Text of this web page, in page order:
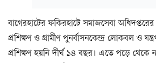
বাগেরহাটের ফকিরহাটে সমাজসেবা অধিদপ্তরের
প্রশিক্ষণ ও গ্রামীণ পুনর্বাসনকেন্দ্র লোকবল ও
প্রশিক্ষণ হয়নি দীর্ঘ ১৪ বছর। এতে পড়ে থেকে